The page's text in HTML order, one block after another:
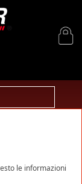
le informazioni